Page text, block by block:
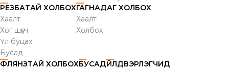
РЕЗБАТАЙ ХОЛБОХ
Хаалт
Хог шүүгч
Үл буцах
Бусад
ГАГНАДАГ ХОЛБОХ
Хаалт
Холбох
ФЛЯНЗТАЙ ХОЛБОХБУСАДҮЙЛДВЭРЛЭГЧИД